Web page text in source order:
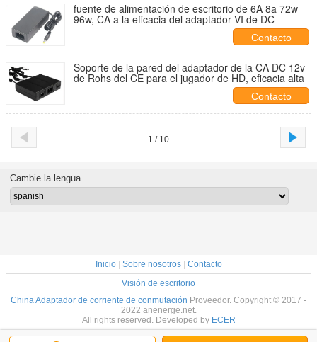
fuente de alimentación de escritorio de 6A 8a 72w
96w, CA a la eficacia del adaptador VI de DC
Contacto
Soporte de la pared del adaptador de la CA DC 12v
de Rohs del CE para el jugador de HD, eficacia alta
Contacto
1 / 10
Cambie la lengua
Inicio| Sobre nosotros| Contacto
Visión de escritorio
China Adaptador de corriente de conmutación Proveedor. Copyright © 2017 -
2022 anenerge.net.
All rights reserved. Developed by ECER